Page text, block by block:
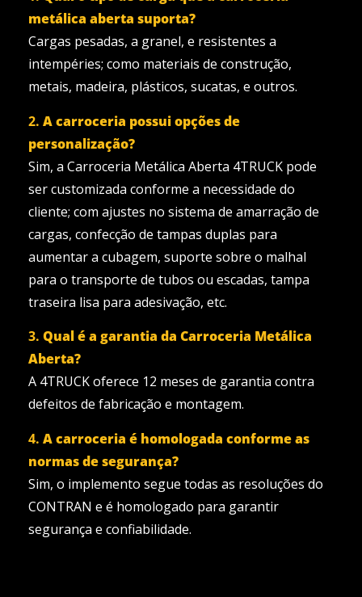
metálica aberta suporta?
Cargas pesadas, a granel, e resistentes a
intempéries; como materiais de construção,
metais, madeira, plásticos, sucatas, e outros.
2. A carroceria possui opções de
personalização?
Sim, a Carroceria Metálica Aberta 4TRUCK pode
ser customizada conforme a necessidade do
cliente; com ajustes no sistema de amarração de
cargas, confecção de tampas duplas para
aumentar a cubagem, suporte sobre o malhal
para o transporte de tubos ou escadas, tampa
traseira lisa para adesivação, etc.
3. Qual é a garantia da Carroceria Metálica
Aberta?
A 4TRUCK oferece 12 meses de garantia contra
defeitos de fabricação e montagem.
4. A carroceria é homologada conforme as
normas de segurança?
Sim, o implemento segue todas as resoluções do
CONTRAN e é homologado para garantir
segurança e confiabilidade.